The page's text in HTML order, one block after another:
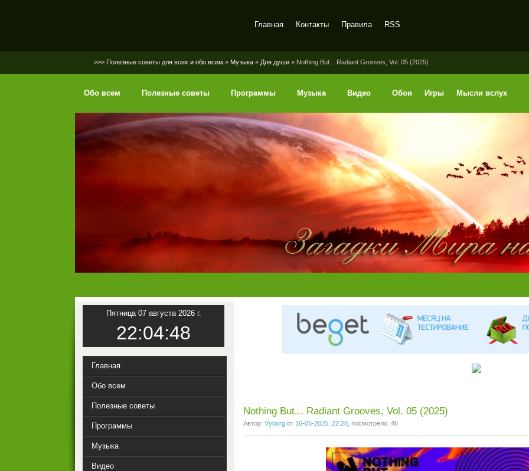
Главная Контакты Правила RSS
>>> Полезные советы для всех и обо всем » Музыка » Для души » Nothing But... Radiant Grooves, Vol. 05 (2025)
Обо всем Полезные советы Программы Музыка Видео Обои Игры Мысли вслух
Nothing But... Radiant Grooves, Vol. 05 (2025)
Автор: Vyborg от 16-05-2025, 22:28 , посмотрело: 46
Пятница 07 августа 2026 г.
22:04:48
Главная
Обо всем
Полезные советы
Программы
Музыка
Видео